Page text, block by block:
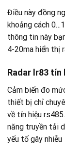
Điều này đồng
khoảng cách
thông tin này
4-20ma hiển thị
Radar lr83 tín
Cảm biến đo
thiết bị chỉ
về tín hiệu
năng truyền tải
yếu tố gây nhiễu